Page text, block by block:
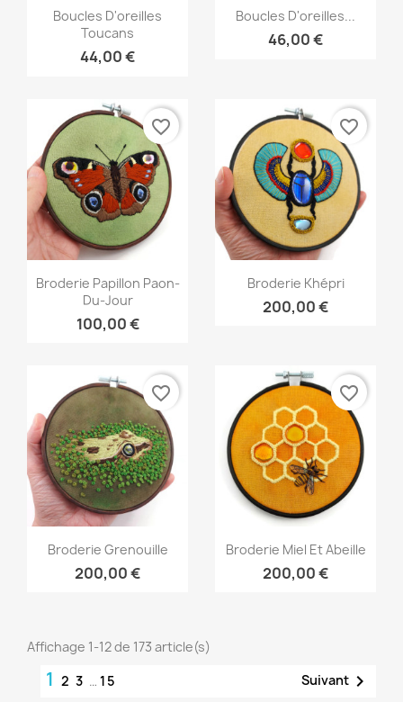
Aperçu rapide
Boucles D'oreilles
Toucans
44,00 €
Aperçu rapide
Boucles D'oreilles...
46,00 €
Aperçu rapide
Broderie Papillon Paon-
Du-Jour
100,00 €
favorite_border
Aperçu rapide
Broderie Khépri
200,00 €
favorite_border
Aperçu rapide
Broderie Grenouille
200,00 €
favorite_border
Aperçu rapide
Broderie Miel Et Abeille
200,00 €
favorite_border
Affichage 1-12 de 173 article(s)
1 2 3 … 15 Suivant 